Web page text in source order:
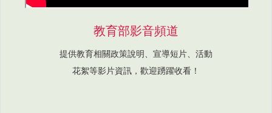
教育部影音頻道
提供教育相關政策說明、宣導短片、活動
花絮等影片資訊，歡迎踴躍收看！